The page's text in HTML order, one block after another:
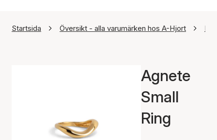
Startsida Översikt - alla varumärken hos A-Hjort
Agnete
Small
Ring